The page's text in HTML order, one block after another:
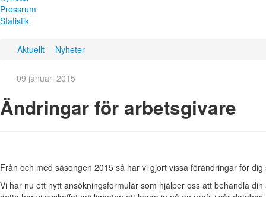
Pressrum
Statistik
Aktuellt Nyheter
09 januari 2015
Ändringar för arbetsgivare
Från och med säsongen 2015 så har vi gjort vissa förändringar för
Vi har nu ett nytt ansökningsformulär som hjälper oss att behandla